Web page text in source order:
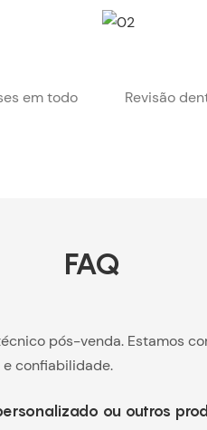
em todo
Revisão
FAQ
pós-venda. Estamos
confiabilidade.
ou outros